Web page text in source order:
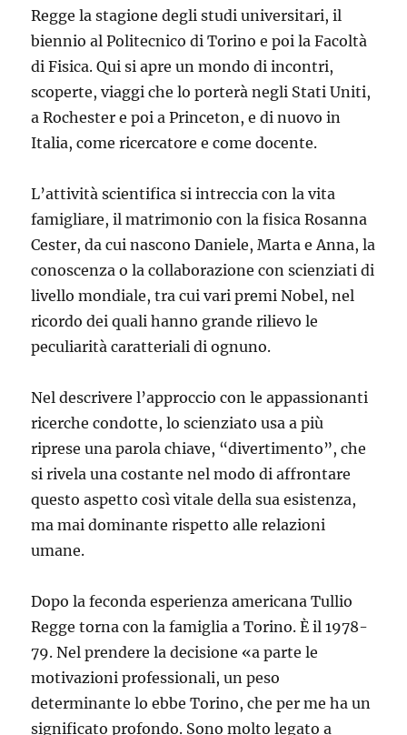
Regge la stagione degli studi universitari, il
biennio al Politecnico di Torino e poi la Facoltà
di Fisica. Qui si apre un mondo di incontri,
scoperte, viaggi che lo porterà negli Stati Uniti,
a Rochester e poi a Princeton, e di nuovo in
Italia, come ricercatore e come docente.
L’attività scientifica si intreccia con la vita
famigliare, il matrimonio con la fisica Rosanna
Cester, da cui nascono Daniele, Marta e Anna, la
conoscenza o la collaborazione con scienziati di
livello mondiale, tra cui vari premi Nobel, nel
ricordo dei quali hanno grande rilievo le
peculiarità caratteriali di ognuno.
Nel descrivere l’approccio con le appassionanti
ricerche condotte, lo scienziato usa a più
riprese una parola chiave, “divertimento”, che
si rivela una costante nel modo di affrontare
questo aspetto così vitale della sua esistenza,
ma mai dominante rispetto alle relazioni
umane.
Dopo la feconda esperienza americana Tullio
Regge torna con la famiglia a Torino. È il 1978-
79. Nel prendere la decisione «a parte le
motivazioni professionali, un peso
determinante lo ebbe Torino, che per me ha un
significato profondo. Sono molto legato a